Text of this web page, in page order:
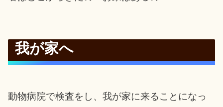
我が家へ
動物病院で検査をし、我が家に来ることになっ